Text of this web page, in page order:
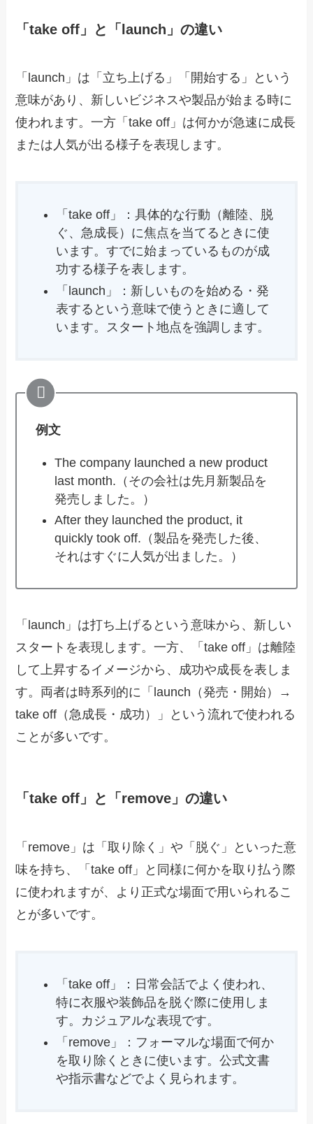
「take off」と「launch」の違い
「launch」は「立ち上げる」「開始する」という
意味があり、新しいビジネスや製品が始まる時に
使われます。一方「take off」は何かが急速に成長
または人気が出る様子を表現します。
「take off」：具体的な行動（離陸、脱
ぐ、急成長）に焦点を当てるときに使
います。すでに始まっているものが成
功する様子を表します。
「launch」：新しいものを始める・発
表するという意味で使うときに適して
います。スタート地点を強調します。
例文
The company launched a new product
last month.（その会社は先月新製品を
発売しました。）
After they launched the product, it
quickly took off.（製品を発売した後、
それはすぐに人気が出ました。）
「launch」は打ち上げるという意味から、新しい
スタートを表現します。一方、「take off」は離陸
して上昇するイメージから、成功や成長を表しま
す。両者は時系列的に「launch（発売・開始）→
take off（急成長・成功）」という流れで使われる
ことが多いです。
「take off」と「remove」の違い
「remove」は「取り除く」や「脱ぐ」といった意
味を持ち、「take off」と同様に何かを取り払う際
に使われますが、より正式な場面で用いられるこ
とが多いです。
「take off」：日常会話でよく使われ、
特に衣服や装飾品を脱ぐ際に使用しま
す。カジュアルな表現です。
「remove」：フォーマルな場面で何か
を取り除くときに使います。公式文書
や指示書などでよく見られます。